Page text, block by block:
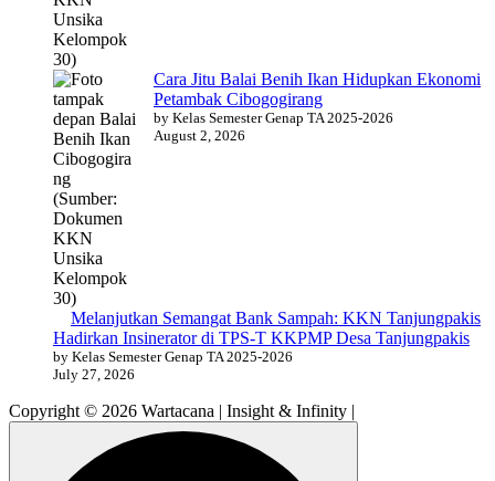
Cara Jitu Balai Benih Ikan Hidupkan Ekonomi
Petambak Cibogogirang
by Kelas Semester Genap TA 2025-2026
August 2, 2026
Melanjutkan Semangat Bank Sampah: KKN Tanjungpakis
Hadirkan Insinerator di TPS-T KKPMP Desa Tanjungpakis
by Kelas Semester Genap TA 2025-2026
July 27, 2026
Copyright © 2026 Wartacana | Insight & Infinity |